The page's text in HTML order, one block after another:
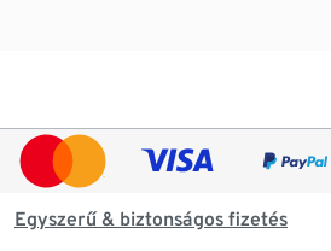
Egyszerű & biztonságos fizetés